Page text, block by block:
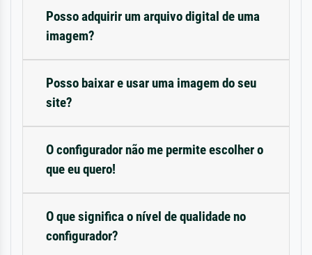
Posso adquirir um arquivo digital de uma
imagem?
Posso baixar e usar uma imagem do seu
site?
O configurador não me permite escolher o
que eu quero!
O que significa o nível de qualidade no
configurador?